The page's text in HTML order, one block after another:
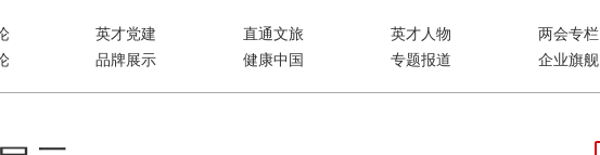
英才党建 直通文旅 英才人物 两会专栏
品牌展示 健康中国 专题报道 企业旗舰